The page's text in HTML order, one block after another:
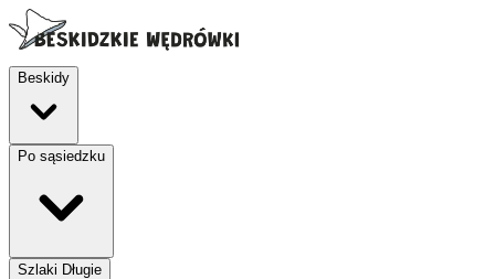
Beskidy
Po sąsiedzku
Szlaki Długie